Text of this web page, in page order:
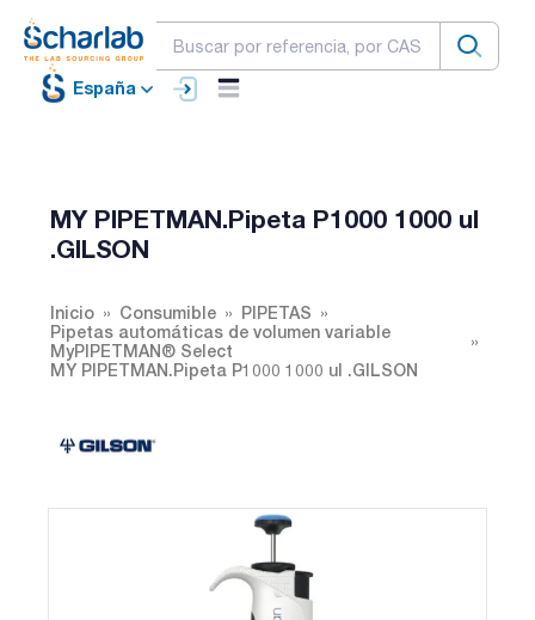
España
MY PIPETMAN.Pipeta P1000 1000 ul
.GILSON
Inicio Consumible
PIPETAS
Pipetas automáticas de volumen variable
MyPIPETMAN® Select
MY PIPETMAN.Pipeta P1000 1000 ul .GILSON